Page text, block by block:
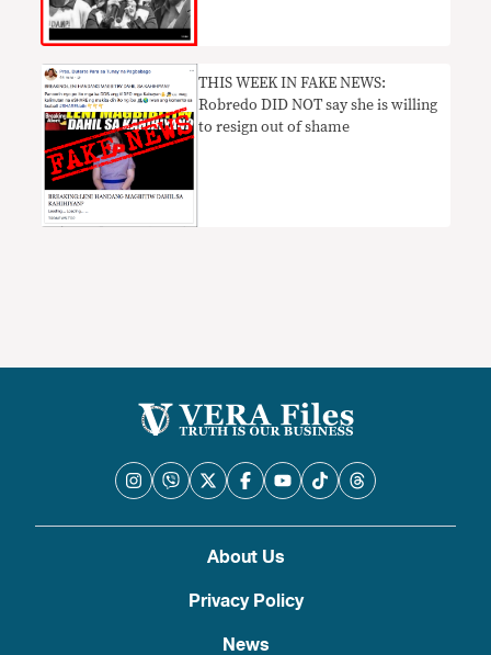
THIS WEEK IN FAKE NEWS:
Robredo DID NOT say she is willing
to resign out of shame
About Us
Privacy Policy
News